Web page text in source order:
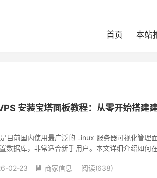
首页 本站
安装宝塔面板教程：从零开始搭建
目前国内使用最广泛的 Linux 服务器可视化管理
数据库，非常适合新手用户。本文详细介绍如何
02-23  商家信息 阅读(638)